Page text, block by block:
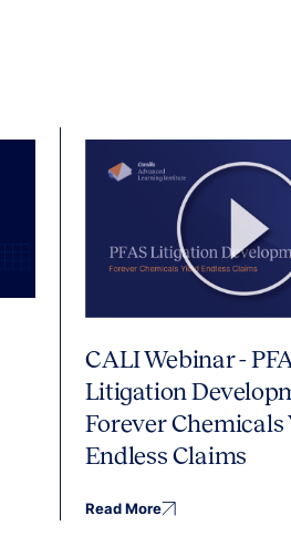
CALI Webinar -
Litigation
Forever Chemicals
Endless Claims
Read More